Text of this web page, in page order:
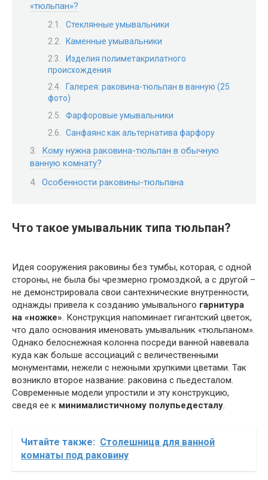
«тюльпан»?
Стеклянные умывальники
Каменные умывальники
Изделия полиметакрилатного
происхождения
Галерея: раковина-тюльпан в ванную (25
фото)
Фарфоровые умывальники
Санфаянс как альтернатива фарфору
Кому нужна раковина-тюльпан в обычную
ванную комнату?
Особенности раковины-тюльпана
Что такое умывальник типа тюльпан?
Идея сооружения раковины без тумбы, которая, с одной
стороны, не была бы чрезмерно громоздкой, а с другой –
не демонстрировала свои сантехнические внутренности,
однажды привела к созданию умывального гарнитура
на «ножке». Конструкция напоминает гигантский цветок,
что дало основания именовать умывальник «тюльпаном».
Однако белоснежная колонна посреди ванной навевала
куда как больше ассоциаций с величественными
монументами, нежели с нежными хрупкими цветами. Так
возникло второе название: раковина с пьедесталом.
Современные модели упростили и эту конструкцию,
сведя ее к минималистичному полупьедесталу.
Читайте также: Столешница для ванной
комнаты под раковину